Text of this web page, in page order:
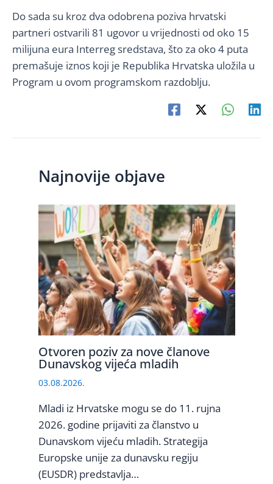
Do sada su kroz dva odobrena poziva hrvatski
partneri ostvarili 81 ugovor u vrijednosti od oko 15
milijuna eura Interreg sredstava, što za oko 4 puta
premašuje iznos koji je Republika Hrvatska uložila u
Program u ovom programskom razdoblju.
Najnovije objave
Otvoren poziv za nove članove
Dunavskog vijeća mladih
03.08.2026.
Mladi iz Hrvatske mogu se do 11. rujna
2026. godine prijaviti za članstvo u
Dunavskom vijeću mladih. Strategija
Europske unije za dunavsku regiju
(EUSDR) predstavlja…